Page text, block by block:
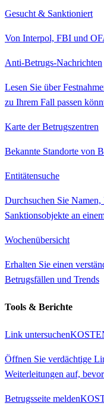
Gesucht & Sanktioniert
Von Interpol, FBI und
Anti-Betrugs-Nachrichten
Lesen Sie über
zu Ihrem Fall passen
Karte der Betrugszentren
Bekannte Standorte von
Entitätensuche
Durchsuchen Sie
Sanktionsobjekte an
Wochenübersicht
Erhalten Sie einen
Betrugsfällen und Trends
Tools & Berichte
Link untersuchen
Öffnen Sie verdächtige
Weiterleitungen auf,
Betrugsseite melden